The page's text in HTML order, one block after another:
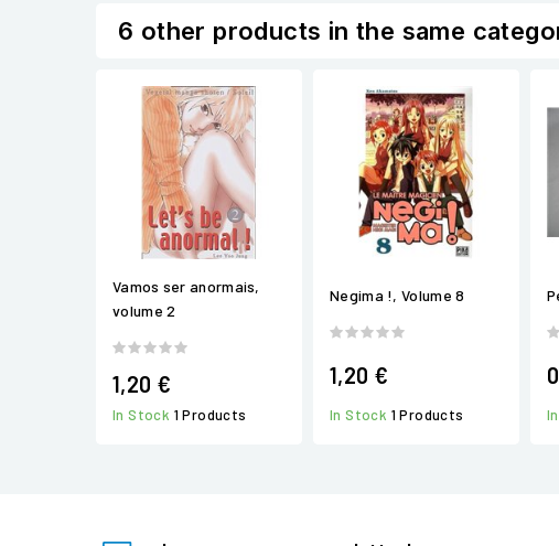
6 other products in the same
Vamos ser anormais,
volume 2
1,20 €
In Stock 1 Products
Negima !, Volume 8
1,20 €
In Stock 1 Products